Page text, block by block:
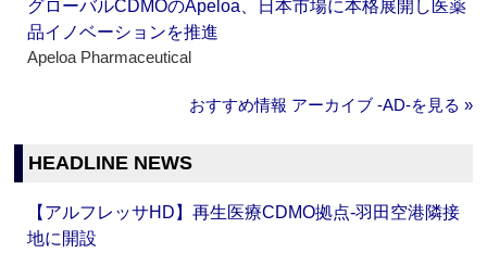
グローバルCDMOのApeloa、日本市場に本格展開し医薬
品イノベーションを推進
Apeloa Pharmaceutical
おすすめ情報 アーカイブ ‐AD‐を見る »
HEADLINE NEWS
【アルフレッサHD】再生医療CDMO拠点‐羽田空港隣接
地に開設